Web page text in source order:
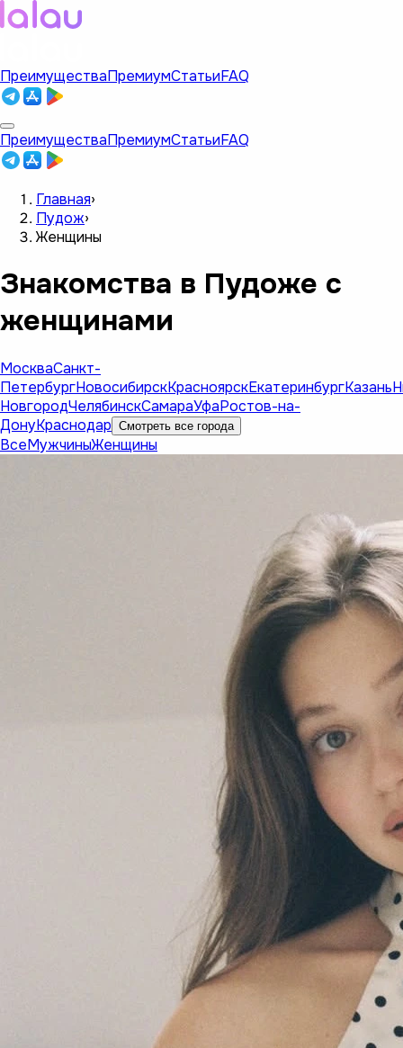
ПреимуществаПремиумСтатьиFAQ
ПреимуществаПремиумСтатьиFAQ
Главная›
Пудож›
Женщины
Знакомства в Пудоже с
женщинами
МоскваСанкт-
ПетербургНовосибирскКрасноярскЕкатеринбургКазань
НовгородЧелябинскСамараУфаРостов-на-
ДонуКраснодар Смотреть все города
ВсеМужчиныЖенщины